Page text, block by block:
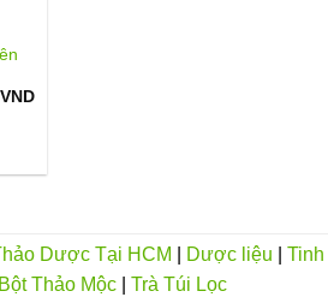
VNDKhoảng
800.000VND
Dược Tại HCM Dược liệu
Tinh
Bột Thảo Mộc Trà Túi Lọc